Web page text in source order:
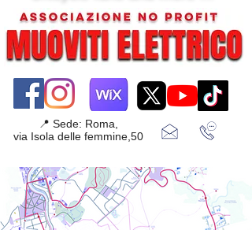
📍 Sede: Roma,
via Isola delle femmine,50